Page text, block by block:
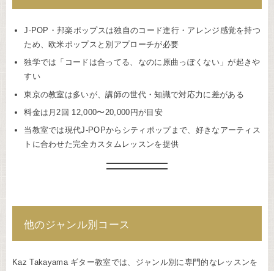
J-POP・邦楽ポップスは独自のコード進行・アレンジ感覚を持つ
ため、欧米ポップスと別アプローチが必要
独学では「コードは合ってる、なのに原曲っぽくない」が起きや
すい
東京の教室は多いが、講師の世代・知識で対応力に差がある
料金は月2回 12,000〜20,000円が目安
当教室では現代J-POPからシティポップまで、好きなアーティス
トに合わせた完全カスタムレッスンを提供
他のジャンル別コース
Kaz Takayama ギター教室では、ジャンル別に専門的なレッスンを